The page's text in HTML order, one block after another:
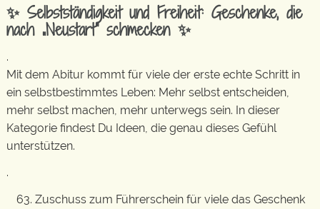
✨ Selbstständigkeit und Freiheit: Geschenke, die
nach „Neustart“ schmecken ✨
.
Mit dem Abitur kommt für viele der erste echte Schritt in
ein selbstbestimmtes Leben: Mehr selbst entscheiden,
mehr selbst machen, mehr unterwegs sein. In dieser
Kategorie findest Du Ideen, die genau dieses Gefühl
unterstützen.
.
Zuschuss zum Führerschein für viele das Geschenk